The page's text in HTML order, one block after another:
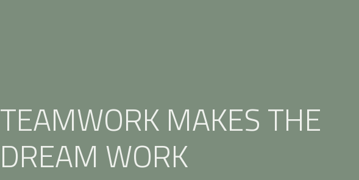
TEAMWORK MAKES THE
DREAM WORK